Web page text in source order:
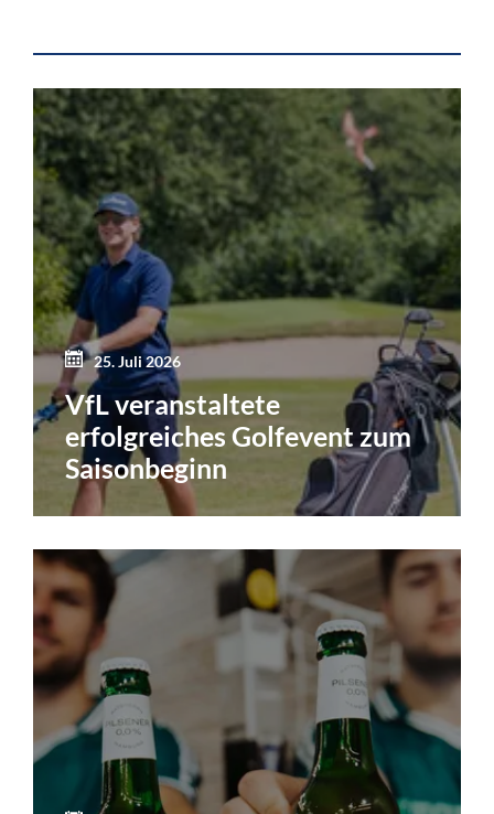
25. Juli 2026
VfL veranstaltete
erfolgreiches Golfevent zum
Saisonbeginn